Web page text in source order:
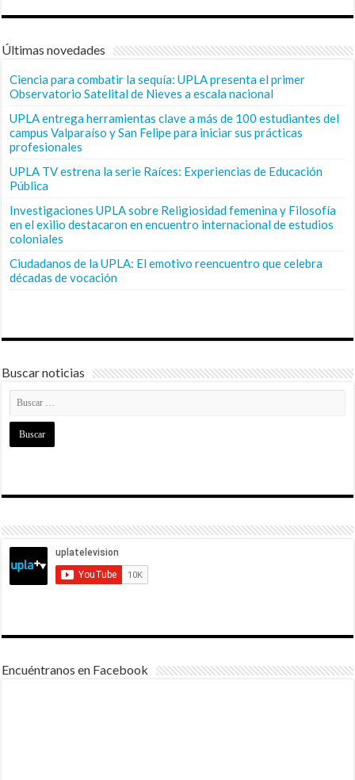
Últimas novedades
Ciencia para combatir la sequía: UPLA presenta el primer
Observatorio Satelital de Nieves a escala nacional
UPLA entrega herramientas clave a más de 100 estudiantes del
campus Valparaíso y San Felipe para iniciar sus prácticas
profesionales
UPLA TV estrena la serie Raíces: Experiencias de Educación
Pública
Investigaciones UPLA sobre Religiosidad femenina y Filosofía
en el exilio destacaron en encuentro internacional de estudios
coloniales
Ciudadanos de la UPLA: El emotivo reencuentro que celebra
décadas de vocación
Buscar noticias
Encuéntranos en Facebook